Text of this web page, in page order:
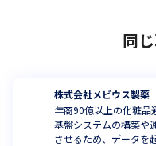
同
株式会社メビウス製薬
年商90億以上の化粧品
基盤システムの構築や
させるため、データを